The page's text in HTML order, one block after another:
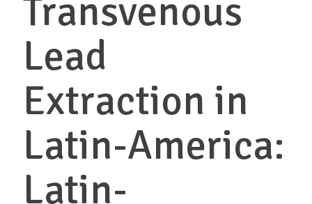
Transvenous
Lead
Extraction in
Latin-America:
Latin-